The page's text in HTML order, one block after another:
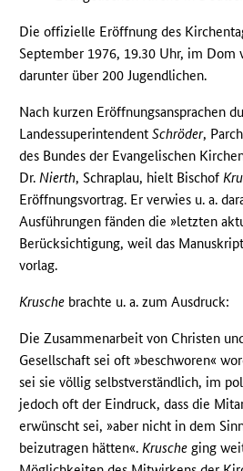
Die offizielle Eröffnung des
September 1976, 19.30 Uhr, im Dom
darunter über 200 Jugendlichen.
Nach kurzen Eröffnungsansprachen
LandessuperintendentSchröder,
des Bundes der Evangelischen
Dr.Nierth, Schraplau, hielt Bischof
Eröffnungsvortrag. Er verwies u. a.
Ausführungen fänden die »letzten
Berücksichtigung, weil das
vorlag.
Krusche brachte u. a. zum Ausdruck:
Die Zusammenarbeit von Christen
Gesellschaft sei oft »beschworen«
sei sie völlig selbstverständlich, im
jedoch oft der Eindruck, dass die
erwünscht sei, »aber nicht in dem
beizutragen hätten«. Krusche ging